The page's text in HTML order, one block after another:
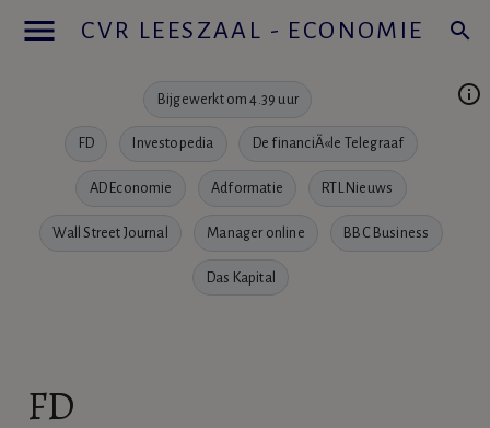
menu CVR LEESZAAL - ECONOMIE search
Bijgewerkt om 4.39 uur info_outline
FD Investopedia De financiÃ«le Telegraaf
AD Economie Adformatie RTL Nieuws
Wall Street Journal Manager online BBC Business
Das Kapital
FD